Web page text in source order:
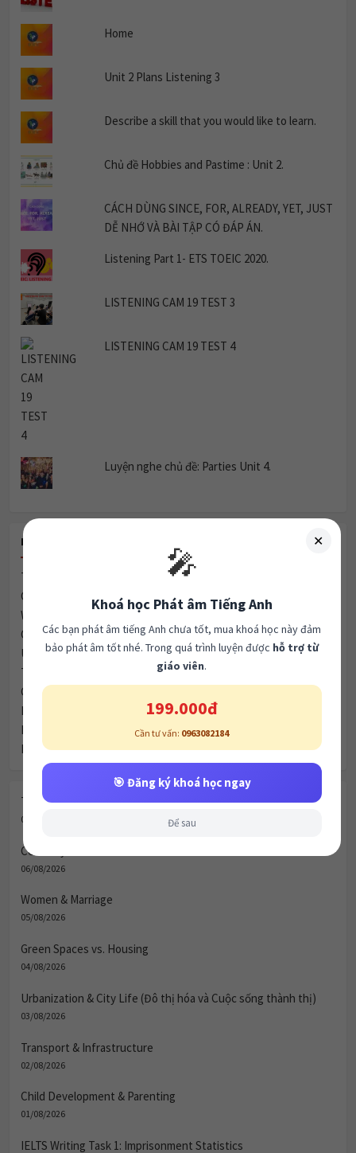
Home
Unit 2 Plans Listening 3
Describe a skill that you would like to learn.
Chủ đề Hobbies and Pastime : Unit 2.
CÁCH DÙNG SINCE, FOR, ALREADY, YET, JUST
DỄ NHỚ VÀ BÀI TẬP CÓ ĐÁP ÁN.
Listening Part 1- ETS TOEIC 2020.
LISTENING CAM 19 TEST 3
LISTENING CAM 19 TEST 4
Luyện nghe chủ đề: Parties Unit 4.
RECENT POSTS
Technology & Communication
Celebrity Culture & Social Influence
Women & Marriage
Green Spaces vs. Housing
Urbanization & City Life (Đô thị hóa và Cuộc sống thành thị)
Transport & Infrastructure
Child Development & Parenting
IELTS Writing Task 1: Imprisonment Statistics
IELTS Writing Task 1: Canterbury Town Map
IELTS Writing Task 1: An Island Development
Technology & Communication
07/08/2026
Celebrity Culture & Social Influence
06/08/2026
Women & Marriage
05/08/2026
Green Spaces vs. Housing
04/08/2026
Urbanization & City Life (Đô thị hóa và Cuộc sống thành thị)
03/08/2026
Transport & Infrastructure
02/08/2026
Child Development & Parenting
01/08/2026
IELTS Writing Task 1: Imprisonment Statistics
✕
🎤
Khoá học Phát âm Tiếng Anh
Các bạn phát âm tiếng Anh chưa tốt, mua khoá học này đảm
bảo phát âm tốt nhé. Trong quá trình luyện được hỗ trợ từ
giáo viên.
199.000đ
Cần tư vấn: 0963082184
🎯 Đăng ký khoá học ngay
Để sau